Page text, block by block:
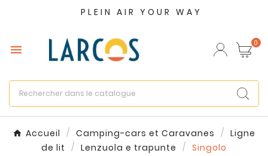
PLEIN AIR YOUR WAY
 0
Accueil Camping-cars et Caravanes
Ligne
de lit
Lenzuola e trapunte Singolo
Nom de la liste d'envies
Annuler Créer une liste d'envies